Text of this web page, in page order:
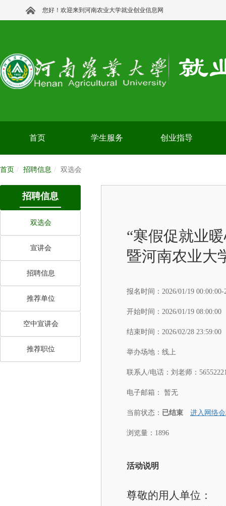
您好！欢迎来到河南农业大学就业创业信息网
首页 学生服务 创业指导
首页 招聘信息 双选会
招聘信息
双选会
宣讲会
招聘信息
推荐单位
空中宣讲会
推荐职位
“寒假促就业
暨河南农业大
报名时间： 2026/01/19
开始时间： 2026/01/19 08:00:00
结束时间： 2026/02/28 23:59:00
举办场地： 线上
联系人/电话： 刘老师：
电子邮箱： 暂无
当前状态： 已结束 进入网络
浏览量：1896
活动说明
尊敬的用人单位：